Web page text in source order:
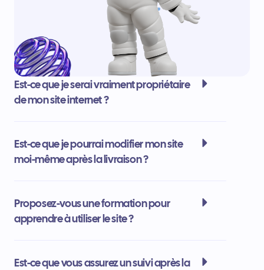
Est-ce que je serai vraiment propriétaire
de mon site internet ?
Est-ce que je pourrai modifier mon site
moi-même après la livraison ?
Proposez-vous une formation pour
apprendre à utiliser le site ?
Est-ce que vous assurez un suivi après la